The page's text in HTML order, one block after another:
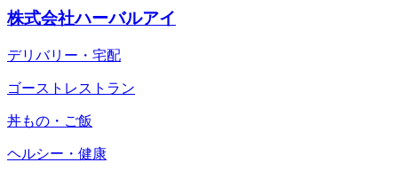
株式会社ハーバルアイ
デリバリー・宅配
ゴーストレストラン
丼もの・ご飯
ヘルシー・健康